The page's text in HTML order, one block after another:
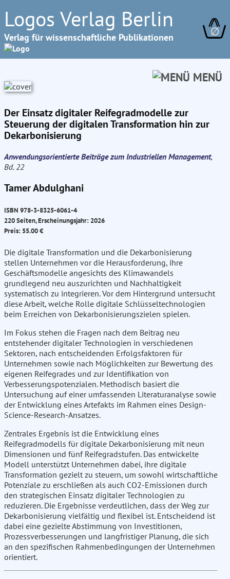
Logos Verlag Berlin
Verlag für wissenschaftliche Publikationen ∅
MENÜ
Der Einsatz digitaler Reifegradmodelle zur
Steuerung der digitalen Transformation hin zur
Dekarbonisierung
Anwendungsorientierte Beiträge zum Industriellen Management,
Bd. 22
Tamer Abdulghani
ISBN 978-3-8325-6061-4
220 Seiten, Erscheinungsjahr: 2026
Preis: 55.00 €
Die digitale Transformation und die Dekarbonisierung
stellen Unternehmen vor die Herausforderung, ihre
Geschäftsmodelle angesichts des Klimawandels
grundlegend neu auszurichten und Nachhaltigkeit
systematisch zu integrieren. Vor dem Hintergrund untersucht
diese Arbeit, welche Rolle digitale Schlüsseltechnologien
beim Erreichen von Dekarbonisierungszielen spielen.
Im Fokus stehen die Fragen nach dem Beitrag neu
entstehender digitaler Technologien in verschiedenen
Sektoren, nach entscheidenden Erfolgsfaktoren für
Unternehmen sowie nach Möglichkeiten zur Bewertung des
eigenen Reifegrades und zur Identifikation von
Verbesserungspotenzialen. Methodisch basiert die
Untersuchung auf einer umfassenden Literaturanalyse sowie
der Entwicklung eines Artefakts im Rahmen eines Design-
Science-Research-Ansatzes.
Zentrales Ergebnis ist die Entwicklung eines
Reifegradmodells für digitale Dekarbonisierung mit neun
Dimensionen und fünf Reifegradstufen. Das entwickelte
Modell unterstützt Unternehmen dabei, ihre digitale
Transformation gezielt zu steuern, um sowohl wirtschaftliche
Potenziale zu erschließen als auch CO2-Emissionen durch
den strategischen Einsatz digitaler Technologien zu
reduzieren. Die Ergebnisse verdeutlichen, dass der Weg zur
Dekarbonisierung vielfältig und flexibel ist. Entscheidend ist
dabei eine gezielte Abstimmung von Investitionen,
Prozessverbesserungen und langfristiger Planung, die sich
an den spezifischen Rahmenbedingungen der Unternehmen
orientiert.